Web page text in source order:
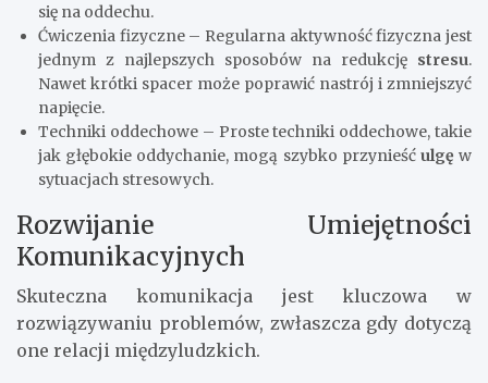
się na oddechu.
Ćwiczenia fizyczne – Regularna aktywność fizyczna jest
jednym z najlepszych sposobów na redukcję stresu.
Nawet krótki spacer może poprawić nastrój i zmniejszyć
napięcie.
Techniki oddechowe – Proste techniki oddechowe, takie
jak głębokie oddychanie, mogą szybko przynieść ulgę w
sytuacjach stresowych.
Rozwijanie Umiejętności
Komunikacyjnych
Skuteczna komunikacja jest kluczowa w
rozwiązywaniu problemów, zwłaszcza gdy dotyczą
one relacji międzyludzkich.